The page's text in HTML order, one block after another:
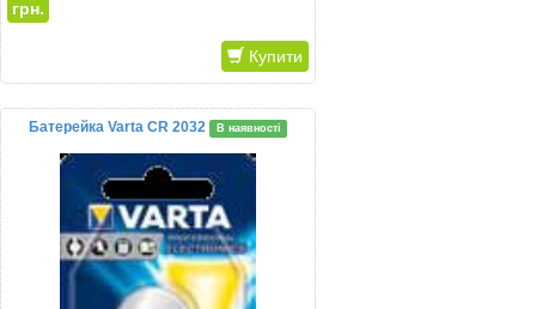
грн.
Купити
Батерейка Varta CR 2032 В наявності